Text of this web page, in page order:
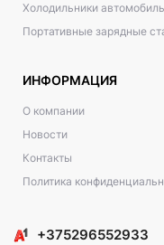
Холодильники
Портативные зарядные
ИНФОРМАЦИЯ
О компании
Новости
Контакты
Политика
+375296552933